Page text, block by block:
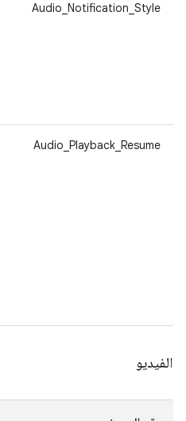
Audio_Notification_Style
Audio_Playback_Resume
الفيديو